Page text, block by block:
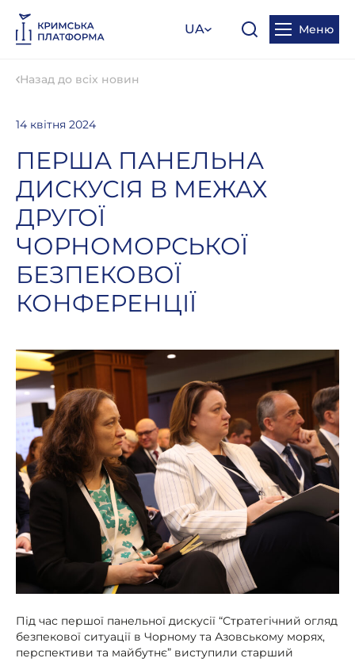
UA Меню
Назад до всіх новин
14 квітня 2024
ПЕРША ПАНЕЛЬНА
ДИСКУСІЯ В МЕЖАХ
ДРУГОЇ
ЧОРНОМОРСЬКОЇ
БЕЗПЕКОВОЇ
КОНФЕРЕНЦІЇ
Під час першої панельної дискусії “Стратегічний огляд
безпекової ситуації в Чорному та Азовському морях,
перспективи та майбутнє” виступили старший